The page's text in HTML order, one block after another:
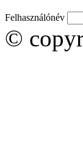
Felhasználónév
©